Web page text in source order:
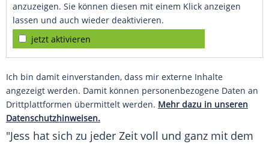
anzuzeigen. Sie können diesen mit einem Klick anzeigen
lassen und auch wieder deaktivieren.
jetzt aktivieren
Ich bin damit einverstanden, dass mir externe Inhalte
angezeigt werden. Damit können personenbezogene Daten an
Drittplattformen übermittelt werden. Mehr dazu in unseren
Datenschutzhinweisen.
"Jess hat sich zu jeder Zeit voll und ganz mit dem